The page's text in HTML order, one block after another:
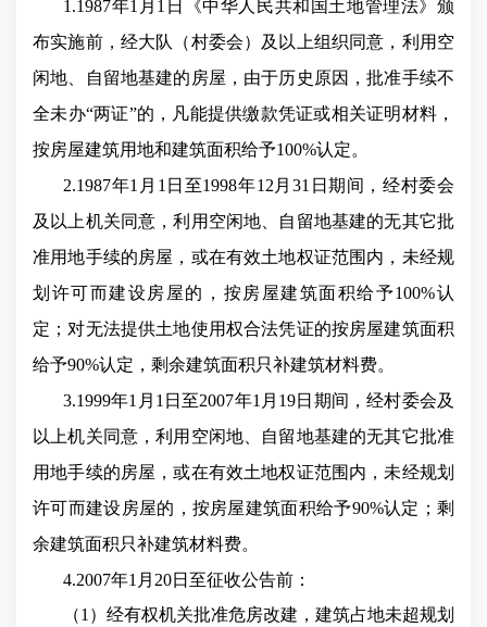
1.1987年1月1日《中华人民共和国土地管理法》颁
布实施前，经大队（村委会）及以上组织同意，利用空
闲地、自留地基建的房屋，由于历史原因，批准手续不
全未办“两证”的，凡能提供缴款凭证或相关证明材料，
按房屋建筑用地和建筑面积给予100%认定。
2.1987年1月1日至1998年12月31日期间，经村委会
及以上机关同意，利用空闲地、自留地基建的无其它批
准用地手续的房屋，或在有效土地权证范围内，未经规
划许可而建设房屋的，按房屋建筑面积给予100%认
定；对无法提供土地使用权合法凭证的按房屋建筑面积
给予90%认定，剩余建筑面积只补建筑材料费。
3.1999年1月1日至2007年1月19日期间，经村委会及
以上机关同意，利用空闲地、自留地基建的无其它批准
用地手续的房屋，或在有效土地权证范围内，未经规划
许可而建设房屋的，按房屋建筑面积给予90%认定；剩
余建筑面积只补建筑材料费。
4.2007年1月20日至征收公告前：
（1）经有权机关批准危房改建，建筑占地未超规划